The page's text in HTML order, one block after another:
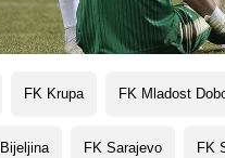
FK Krupa FK Mladost
FK Sarajevo FK